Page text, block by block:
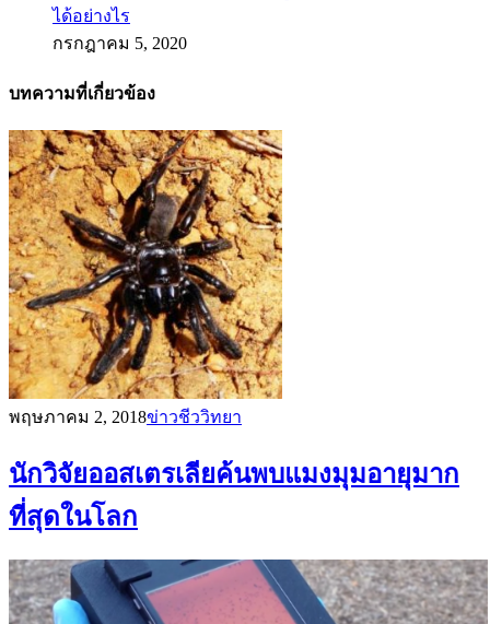
ได้อย่างไร
กรกฎาคม 5, 2020
บทความที่เกี่ยวข้อง
พฤษภาคม 2, 2018ข่าวชีววิทยา
นักวิจัยออสเตรเลียค้นพบแมงมุมอายุมาก
ที่สุดในโลก